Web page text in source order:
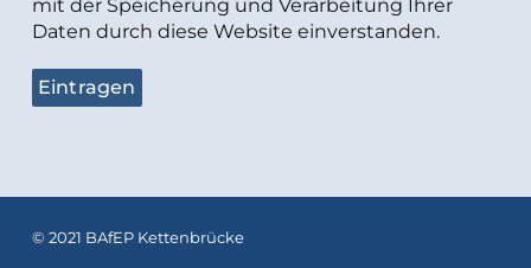
mit der Speicherung und Verarbeitung Ihrer
Daten durch diese Website einverstanden.
© 2021 BAfEP Kettenbrücke